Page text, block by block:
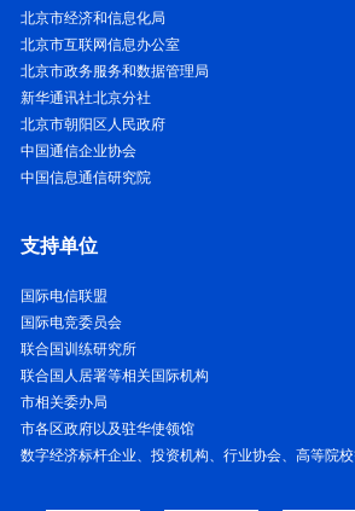
北京市经济和信息化局
北京市互联网信息办公室
北京市政务服务和数据管理局
新华通讯社北京分社
北京市朝阳区人民政府
中国通信企业协会
中国信息通信研究院
支持单位
国际电信联盟
国际电竞委员会
联合国训练研究所
联合国人居署等相关国际机构
市相关委办局
市各区政府以及驻华使领馆
数字经济标杆企业、投资机构、行业协会、高等院